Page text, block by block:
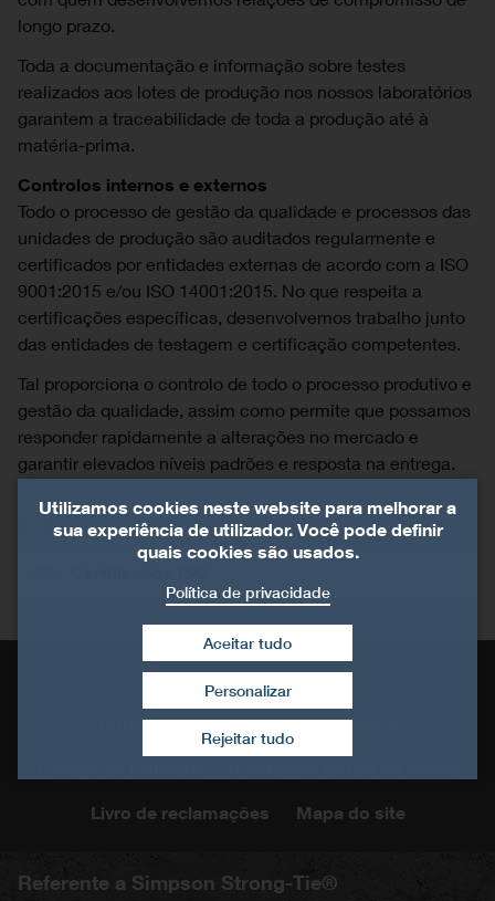
longo prazo.
Toda a documentação e informação sobre testes
realizados aos lotes de produção nos nossos laboratórios
garantem a traceabilidade de toda a produção até à
matéria-prima.
Controlos internos e externos
Todo o processo de gestão da qualidade e processos das
unidades de produção são auditados regularmente e
certificados por entidades externas de acordo com a ISO
9001:2015 e/ou ISO 14001:2015. No que respeita a
certificações específicas, desenvolvemos trabalho junto
das entidades de testagem e certificação competentes.
Tal proporciona o controlo de todo o processo produtivo e
gestão da qualidade, assim como permite que possamos
responder rapidamente a alterações no mercado e
garantir elevados níveis padrões e resposta na entrega.
Links
Informação Legal
Princípios de Privacidade de Dados
Livro de reclamações Mapa do site
Referente a Simpson Strong-Tie®
Utilizamos cookies neste website para melhorar a
sua experiência de utilizador. Você pode definir
quais cookies são usados.
Política de privacidade
Rejeitar tudo
Aceitar tudo
Retirar consentimento
Personalizar